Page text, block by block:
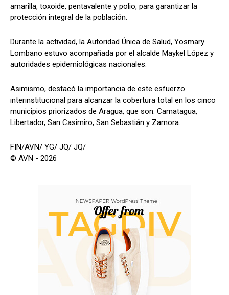
amarilla, toxoide, pentavalente y polio, para garantizar la
protección integral de la población.
Durante la actividad, la Autoridad Única de Salud, Yosmary
Lombano estuvo acompañada por el alcalde Maykel López y
autoridades epidemiológicas nacionales.
Asimismo, destacó la importancia de este esfuerzo
interinstitucional para alcanzar la cobertura total en los cinco
municipios priorizados de Aragua, que son: Camatagua,
Libertador, San Casimiro, San Sebastián y Zamora.
FIN/AVN/ YG/ JQ/ JQ/
© AVN - 2026